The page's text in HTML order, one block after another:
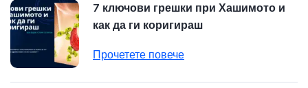
7 ключови грешки при Хашимото и
как да ги коригираш
Прочетете повече